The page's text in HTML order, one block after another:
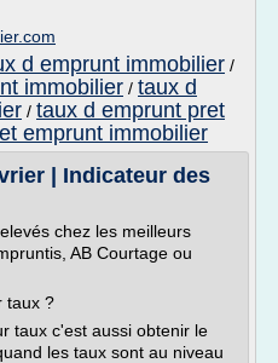
d emprunt immobilier /
immobilier / taux d
/ taux d emprunt pret
emprunt immobilier
| Indicateur des
chez les meilleurs
AB Courtage ou
taux ?
taux c'est aussi obtenir le
les taux sont au niveau